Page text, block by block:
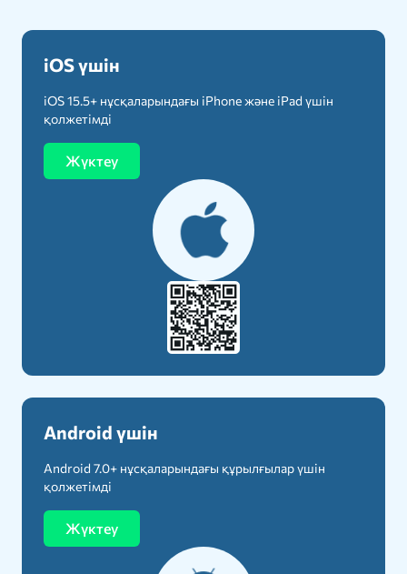
iOS үшін
iOS 15.5+ нұсқаларындағы iPhone және iPad үшін
қолжетімді
Жүктеу
Android үшін
Android 7.0+ нұсқаларындағы құрылғылар үшін
қолжетімді
Жүктеу